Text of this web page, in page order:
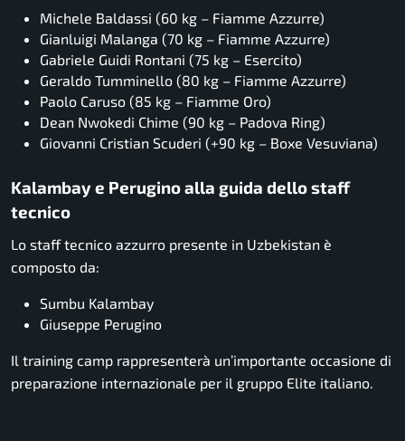
Michele Baldassi (60 kg – Fiamme Azzurre)
Gianluigi Malanga (70 kg – Fiamme Azzurre)
Gabriele Guidi Rontani (75 kg – Esercito)
Geraldo Tumminello (80 kg – Fiamme Azzurre)
Paolo Caruso (85 kg – Fiamme Oro)
Dean Nwokedi Chime (90 kg – Padova Ring)
Giovanni Cristian Scuderi (+90 kg – Boxe Vesuviana)
Kalambay e Perugino alla guida dello staff
tecnico
Lo staff tecnico azzurro presente in Uzbekistan è
composto da:
Sumbu Kalambay
Giuseppe Perugino
Il training camp rappresenterà un’importante occasione di
preparazione internazionale per il gruppo Elite italiano.